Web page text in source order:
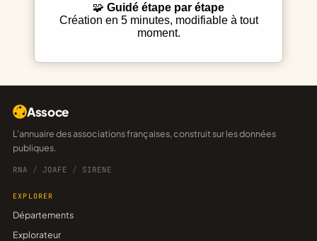
Guidé étape par étape
Création en 5 minutes, modifiable à tout
moment.
Assoce
L'annuaire des associations françaises, construit sur les données
publiques.
RNA / JOAFE / SIRENE
EXPLORER
Départements
Explorateur